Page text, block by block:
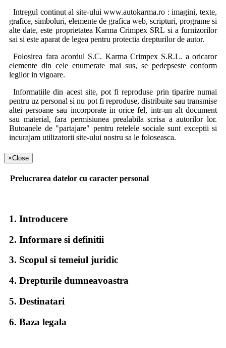
Intregul continut al site-ului www.autokarma.ro : imagini, texte,
grafice, simboluri, elemente de grafica web, scripturi, programe si
alte date, este proprietatea Karma Crimpex SRL si a furnizorilor
sai si este aparat de legea pentru protectia drepturilor de autor.
Folosirea fara acordul S.C. Karma Crimpex S.R.L. a oricaror
elemente din cele enumerate mai sus, se pedepseste conform
legilor in vigoare.
Informatiile din acest site, pot fi reproduse prin tiparire numai
pentru uz personal si nu pot fi reproduse, distribuite sau transmise
altei persoane sau incorporate in orice fel, intr-un alt document
sau material, fara permisiunea prealabila scrisa a autorilor lor.
Butoanele de "partajare" pentru retelele sociale sunt exceptii si
incurajam utilizatorii site-ului nostru sa le foloseasca.
Securitatea datelor personale
Date obligatorii pentru intocmirea facturii fiscale pe persoana
juridica :
Denumire societate comerciala
Cod identificare fiscala (CIF) si atribut fiscal
Banca
Nume si prenume delegat
Datele Dvs. personale vor fi folosite de Karma Crimpex S.R.L.
si colaboratorii sai, numai in scopul declarat al acestui site si
×Close
Prelucrarea datelor cu caracter personal
1. Introducere
2. Informare si definitii
3. Scopul si temeiul juridic
4. Drepturile dumneavoastra
5. Destinatari
6. Baza legala